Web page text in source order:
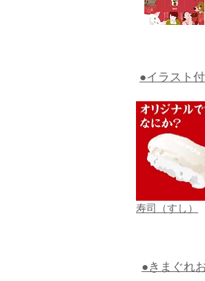
●イラスト
寿司（すし）
●きまぐれ